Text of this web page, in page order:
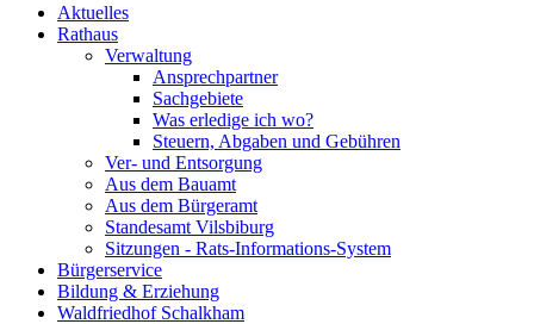
Aktuelles
Rathaus
Verwaltung
Ansprechpartner
Sachgebiete
Was erledige ich wo?
Steuern, Abgaben und Gebühren
Ver- und Entsorgung
Aus dem Bauamt
Aus dem Bürgeramt
Standesamt Vilsbiburg
Sitzungen - Rats-Informations-System
Bürgerservice
Bildung & Erziehung
Waldfriedhof Schalkham